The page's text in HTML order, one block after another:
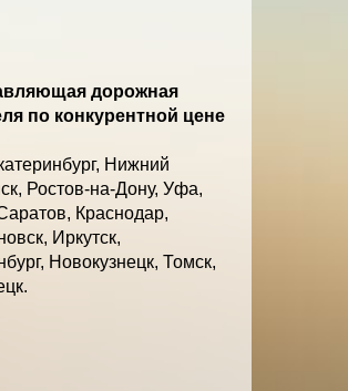
дорожная
по конкурентной цене
Нижний
Ростов-на-Дону, Уфа,
Краснодар,
Иркутск,
Новокузнецк, Томск,